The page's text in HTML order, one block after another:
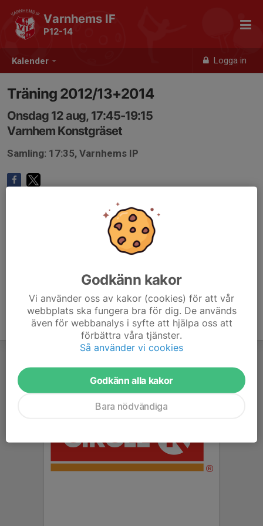
Kalender Logga in
Varnhems IF
P12-14
Träning 2012/13+2014
Onsdag 12 aug, 17:45-19:15
Varnhem Konstgräset
Samling: 17:35, Varnhems IP
Anmälan är öppen för lagets medlemmar.
Godkänn kakor
Vi använder oss av kakor (cookies) för att vår
webbplats ska fungera bra för dig. De används
även för webbanalys i syfte att hjälpa oss att
förbättra våra tjänster.
Så använder vi cookies
Godkänn alla kakor
Bara nödvändiga